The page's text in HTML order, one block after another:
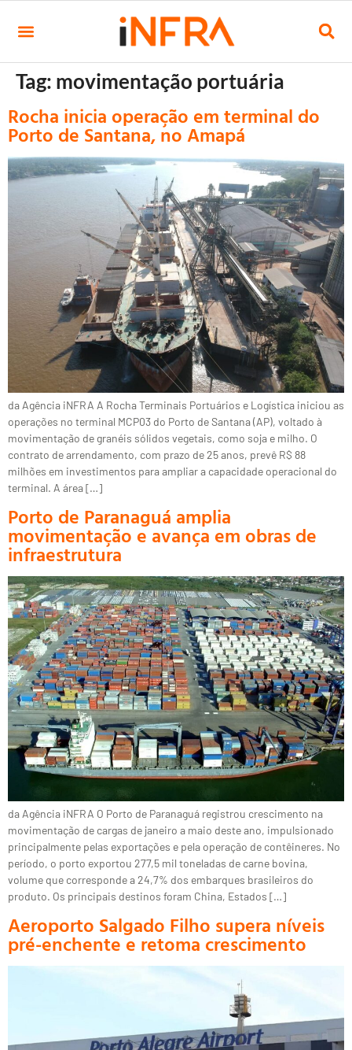
Tag: movimentação portuária
Rocha inicia operação em terminal do
Porto de Santana, no Amapá
da Agência iNFRA A Rocha Terminais Portuários e Logística iniciou as
operações no terminal MCP03 do Porto de Santana (AP), voltado à
movimentação de granéis sólidos vegetais, como soja e milho. O
contrato de arrendamento, com prazo de 25 anos, prevê R$ 88
milhões em investimentos para ampliar a capacidade operacional do
terminal. A área […]
Porto de Paranaguá amplia
movimentação e avança em obras de
infraestrutura
da Agência iNFRA O Porto de Paranaguá registrou crescimento na
movimentação de cargas de janeiro a maio deste ano, impulsionado
principalmente pelas exportações e pela operação de contêineres. No
período, o porto exportou 277,5 mil toneladas de carne bovina,
volume que corresponde a 24,7% dos embarques brasileiros do
produto. Os principais destinos foram China, Estados […]
Aeroporto Salgado Filho supera níveis
pré-enchente e retoma crescimento